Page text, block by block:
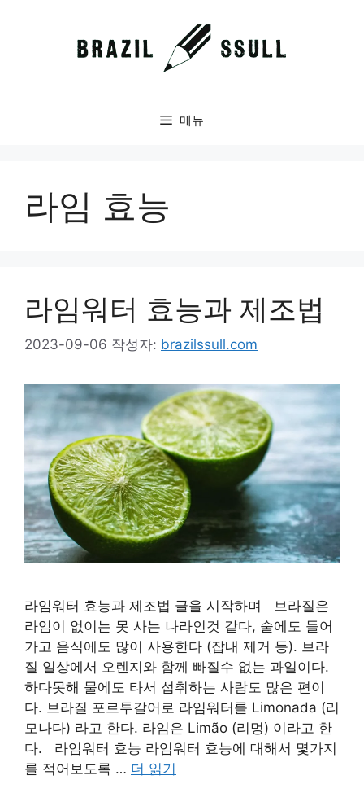
메뉴
라임 효능
라임워터 효능과 제조법
2023-09-06 작성자: brazilssull.com
라임워터 효능과 제조법 글을 시작하며 브라질은
라임이 없이는 못 사는 나라인것 같다, 술에도 들어
가고 음식에도 많이 사용한다 (잡내 제거 등). 브라
질 일상에서 오렌지와 함께 빠질수 없는 과일이다.
하다못해 물에도 타서 섭취하는 사람도 많은 편이
다. 브라질 포르투갈어로 라임워터를 Limonada (리
모나다) 라고 한다. 라임은 Limão (리멍) 이라고 한
다. 라임워터 효능 라임워터 효능에 대해서 몇가지
를 적어보도록 … 더 읽기